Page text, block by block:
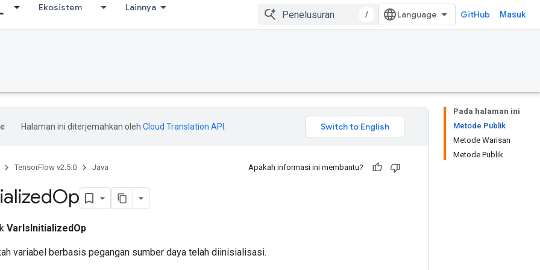
Ekosistem Lainnya
/ GitHub Masuk
Pada halaman ini
Metode Publik
Metode Warisan
Metode Publik
Halaman ini diterjemahkan oleh Cloud Translation API
TensorFlow v2.5.0 Java Apakah informasi ini membantu?
Op
VarIsInitializedOp
variabel berbasis pegangan sumber daya telah diinisialisasi.